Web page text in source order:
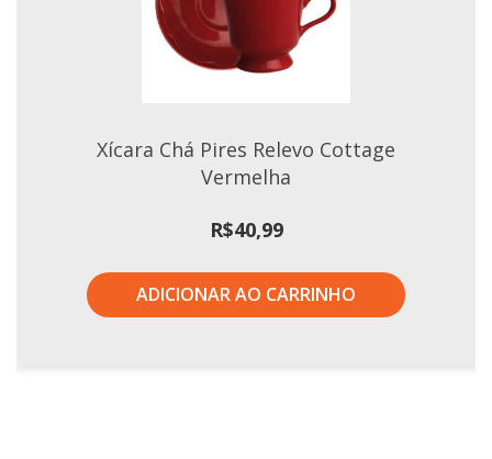
Xícara Chá Pires Relevo Cottage
Vermelha
R$40,99
ADICIONAR AO CARRINHO